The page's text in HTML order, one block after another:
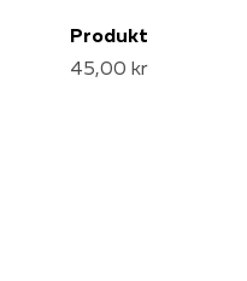
Produkt
45,00 kr